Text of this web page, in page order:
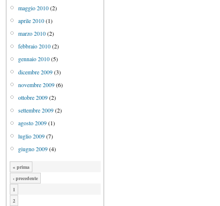
maggio 2010(2)
aprile 2010(1)
marzo 2010(2)
febbraio 2010(2)
gennaio 2010(5)
dicembre 2009(3)
novembre 2009(6)
ottobre 2009(2)
settembre 2009(2)
agosto 2009(1)
luglio 2009(7)
giugno 2009(4)
« prima
‹ precedente
1
2